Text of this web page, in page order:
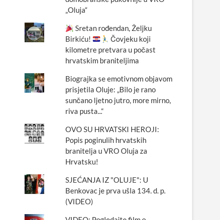
„Oluja“
Sretan rođendan, Željku
Birkiću!
Čovjeku koji
kilometre pretvara u počast
hrvatskim braniteljima
Biograjka se emotivnom objavom
prisjetila Oluje: „Bilo je rano
sunčano ljetno jutro, more mirno,
riva pusta...“
OVO SU HRVATSKI HEROJI:
Popis poginulih hrvatskih
branitelja u VRO Oluja za
Hrvatsku!
SJEĆANJA IZ "OLUJE": U
Benkovac je prva ušla 134. d. p.
(VIDEO)